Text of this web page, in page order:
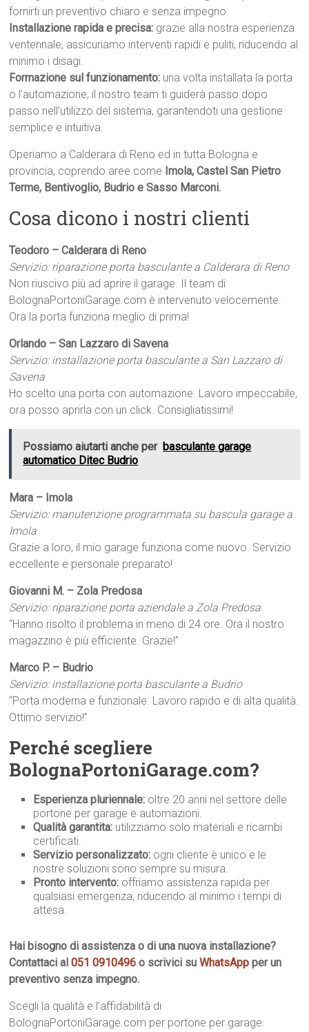
fornirti un preventivo chiaro e senza impegno.
Installazione rapida e precisa: grazie alla nostra esperienza
ventennale, assicuriamo interventi rapidi e puliti, riducendo al
minimo i disagi.
Formazione sul funzionamento: una volta installata la porta
o l’automazione, il nostro team ti guiderà passo dopo
passo nell’utilizzo del sistema, garantendoti una gestione
semplice e intuitiva.
Operiamo a Calderara di Reno ed in tutta Bologna e
provincia, coprendo aree come Imola, Castel San Pietro
Terme, Bentivoglio, Budrio e Sasso Marconi.
Cosa dicono i nostri clienti
Teodoro – Calderara di Reno
Servizio: riparazione porta basculante a Calderara di Reno
Non riuscivo più ad aprire il garage. Il team di
BolognaPortoniGarage.com è intervenuto velocemente.
Ora la porta funziona meglio di prima!
Orlando – San Lazzaro di Savena
Servizio: installazione porta basculante a San Lazzaro di
Savena
Ho scelto una porta con automazione. Lavoro impeccabile,
ora posso aprirla con un click. Consigliatissimi!
Possiamo aiutarti anche per basculante garage
automatico Ditec Budrio
Mara – Imola
Servizio: manutenzione programmata su bascula garage a
Imola
Grazie a loro, il mio garage funziona come nuovo. Servizio
eccellente e personale preparato!
Giovanni M. – Zola Predosa
Servizio: riparazione porta aziendale a Zola Predosa
“Hanno risolto il problema in meno di 24 ore. Ora il nostro
magazzino è più efficiente. Grazie!”
Marco P. – Budrio
Servizio: installazione porta basculante a Budrio
“Porta moderna e funzionale. Lavoro rapido e di alta qualità.
Ottimo servizio!”
Perché scegliere
BolognaPortoniGarage.com?
Esperienza pluriennale: oltre 20 anni nel settore delle
portone per garage e automazioni.
Qualità garantita: utilizziamo solo materiali e ricambi
certificati.
Servizio personalizzato: ogni cliente è unico e le
nostre soluzioni sono sempre su misura.
Pronto intervento: offriamo assistenza rapida per
qualsiasi emergenza, riducendo al minimo i tempi di
attesa.
Hai bisogno di assistenza o di una nuova installazione?
Contattaci al051 0910496 o scrivici suWhatsApp per un
preventivo senza impegno.
Scegli la qualità e l’affidabilità di
BolognaPortoniGarage.com per portone per garage